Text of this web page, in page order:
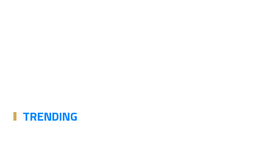
TRENDING